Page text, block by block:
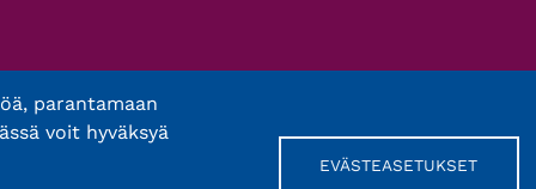
parantamaan
voit hyväksyä
EVÄSTEASETUKSET